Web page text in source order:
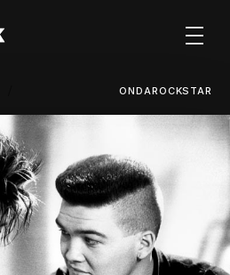
ONDAROCKSTAR